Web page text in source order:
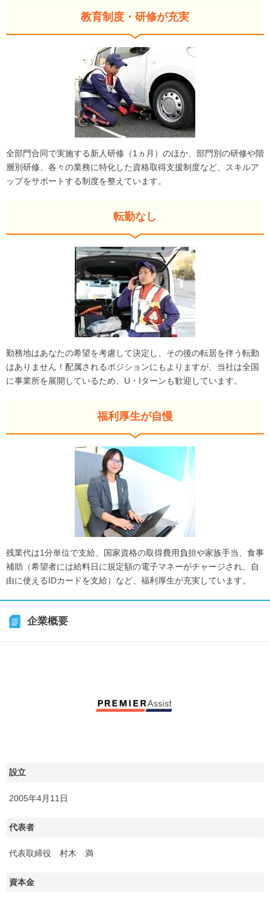
教育制度・研修が充実
全部門合同で実施する新人研修（1ヵ月）のほか、部門別の研修や階
層別研修、各々の業務に特化した資格取得支援制度など、スキルア
ップをサポートする制度を整えています。
転勤なし
勤務地はあなたの希望を考慮して決定し、その後の転居を伴う転勤
はありません！配属されるポジションにもよりますが、当社は全国
に事業所を展開しているため、U・Iターンも歓迎しています。
福利厚生が自慢
残業代は1分単位で支給、国家資格の取得費用負担や家族手当、食事
補助（希望者には給料日に規定額の電子マネーがチャージされ、自
由に使えるIDカードを支給）など、福利厚生が充実しています。
企業概要
設立
2005年4月11日
代表者
代表取締役 村木 満
資本金